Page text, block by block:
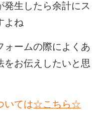
発生したら余計にス
よね
ォームの際によくあ
をお伝えしたいと思
いては☆こちら☆